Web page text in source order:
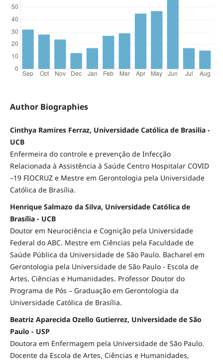
Author Biographies
Cinthya Ramires Ferraz, Universidade Católica de Brasilia -
UCB
Enfermeira do controle e prevenção de Infecção
Relacionada à Assistência à Saúde Centro Hospitalar COVID
–19 FIOCRUZ e Mestre em Gerontologia pela Universidade
Católica de Brasília.
Henrique Salmazo da Silva, Universidade Católica de
Brasília - UCB
Doutor em Neurociência e Cognição pela Universidade
Federal do ABC. Mestre em Ciências pela Faculdade de
Saúde Pública da Universidade de São Paulo. Bacharel em
Gerontologia pela Universidade de São Paulo - Escola de
Artes, Ciências e Humanidades. Professor Doutor do
Programa de Pós – Graduação em Gerontologia da
Universidade Católica de Brasília.
Beatriz Aparecida Ozello Gutierrez, Universidade de São
Paulo - USP
Doutora em Enfermagem pela Universidade de São Paulo.
Docente da Escola de Artes, Ciências e Humanidades,